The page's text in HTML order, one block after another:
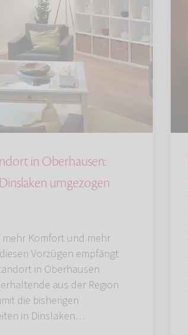
in Oberhausen:
umgezogen
mehr Komfort und mehr
Vorzügen empfängt
in Oberhausen
aus der Region
die bisherigen
in Dinslaken…